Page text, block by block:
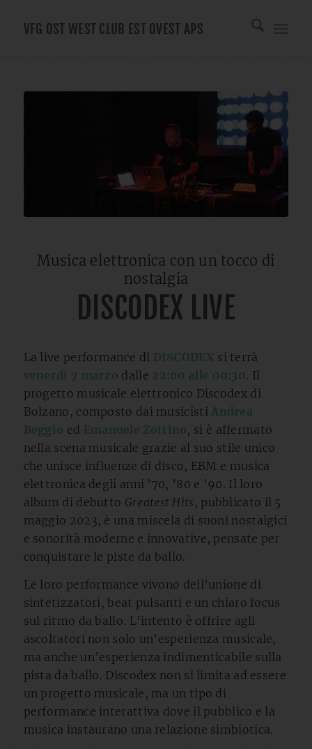
VFG OST WEST CLUB EST OVEST APS
Musica elettronica con un tocco di
nostalgia
DISCODEX LIVE
La live performance di DISCODEX si terrà
venerdì 7 marzo dalle 22:00 alle 00:30. Il
progetto musicale elettronico Discodex di
Bolzano, composto dai musicisti Andrea
Beggio ed Emanuele Zottino, si è affermato
nella scena musicale grazie al suo stile unico
che unisce influenze di disco, EBM e musica
elettronica degli anni ’70, ’80 e ’90. Il loro
album di debutto Greatest Hits , pubblicato il 5
maggio 2023, è una miscela di suoni nostalgici
e sonorità moderne e innovative, pensate per
conquistare le piste da ballo.
Le loro performance vivono dell’unione di
sintetizzatori, beat pulsanti e un chiaro focus
sul ritmo da ballo. L’intento è offrire agli
ascoltatori non solo un’esperienza musicale,
ma anche un’esperienza indimenticabile sulla
pista da ballo. Discodex non si limita ad essere
un progetto musicale, ma un tipo di
performance interattiva dove il pubblico e la
musica instaurano una relazione simbiotica.